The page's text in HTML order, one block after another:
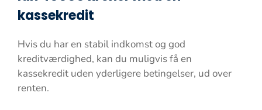
kassekredit
Hvis du har en stabil indkomst og god
kreditværdighed, kan du muligvis få en
kassekredit uden yderligere betingelser, ud over
renten.